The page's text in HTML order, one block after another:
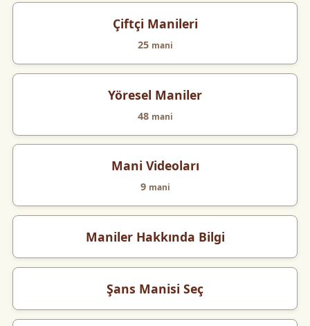
Çiftçi Manileri
25 mani
Yöresel Maniler
48 mani
Mani Videoları
9 mani
Maniler Hakkında Bilgi
Şans Manisi Seç